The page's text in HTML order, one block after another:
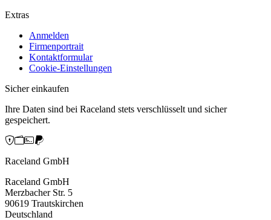
Extras
Anmelden
Firmenportrait
Kontaktformular
Cookie-Einstellungen
Sicher einkaufen
Ihre Daten sind bei Raceland stets verschlüsselt und sicher
gespeichert.
Raceland GmbH
Raceland GmbH
Merzbacher Str. 5
90619 Trautskirchen
Deutschland